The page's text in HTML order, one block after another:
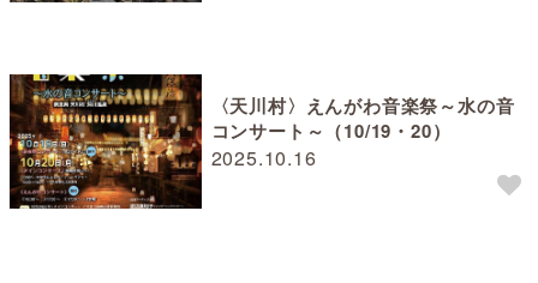
2025.10.16
〈天川村〉えんがわ音楽祭～水の音
コンサート～（10/19・20）